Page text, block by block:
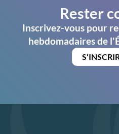
Rester
Inscrivez-vous pour
hebdomadaires de